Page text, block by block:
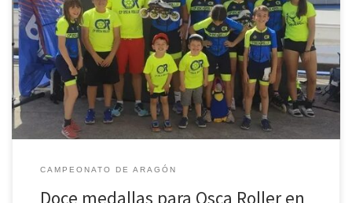
Este fin de semana se disputó el campeonato de Aragón de patinaje
de velocidad a doble jornada de sábado en las pruebas de circuito y
domingo en las pruebas de pista con una buena representación del
club Osca Roller, con Daniel Blasco categoría Benjamín masculino,
Alejandra Susin categoría benjamín femenino, […]
CAMPEONATO DE ARAGÓN
Doce medallas para Osca Roller en